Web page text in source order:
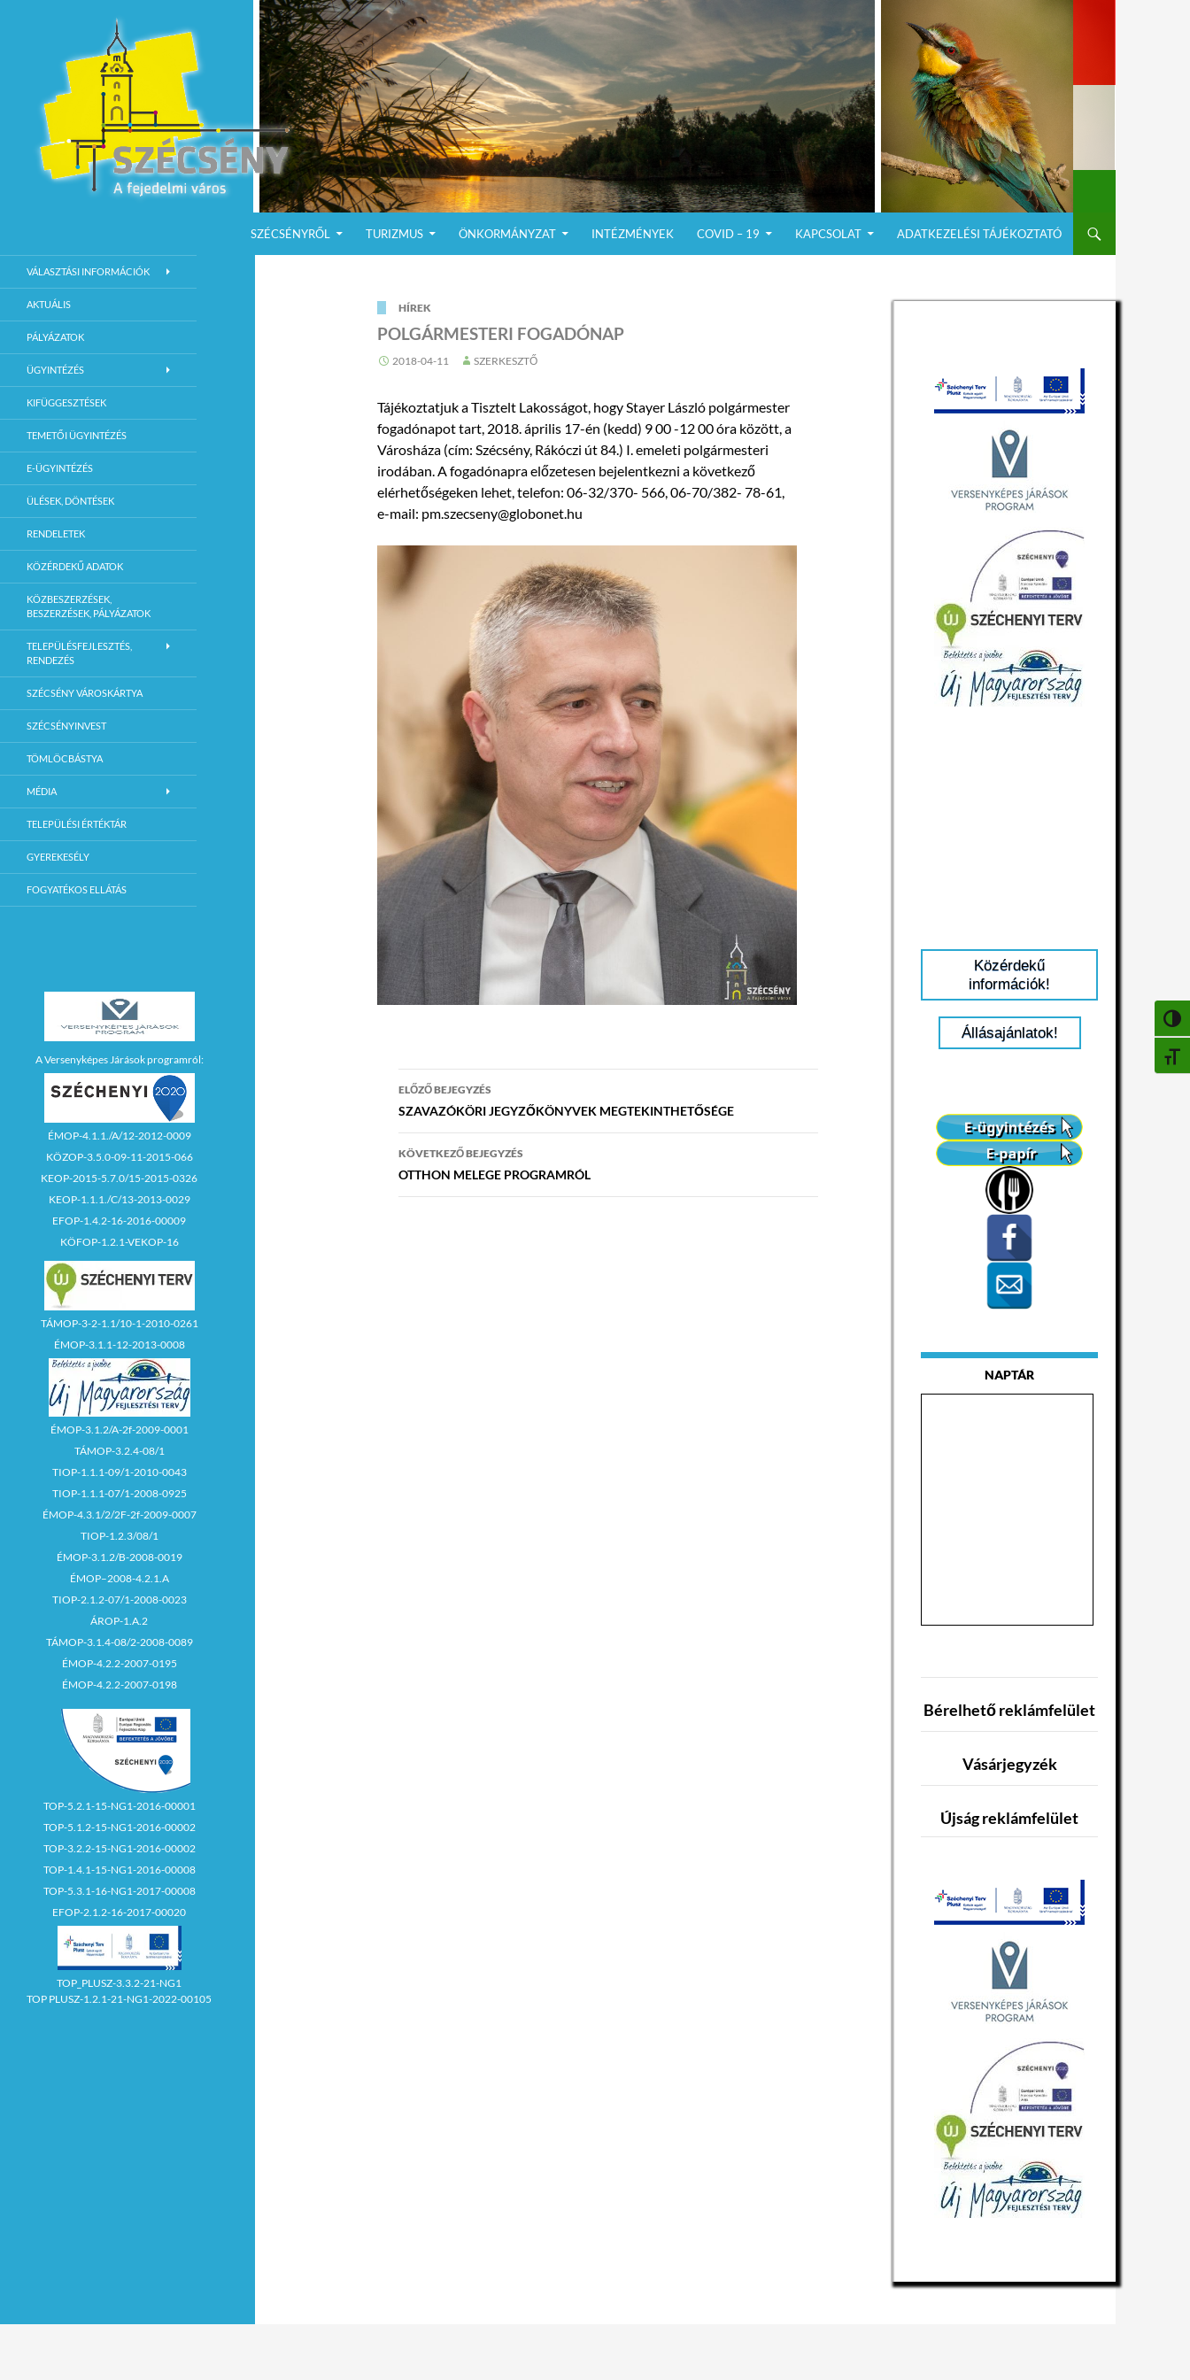
SZÉCSÉNYRŐL
TURIZMUS ÖNKORMÁNYZAT INTÉZMÉNYEK COVID – 19 KAPCSOLAT ADATKEZELÉSI TÁJÉKOZTATÓ
HÍREK
POLGÁRMESTERI FOGADÓNAP
2018-04-11 SZERKESZTŐ
Tájékoztatjuk a Tisztelt Lakosságot, hogy Stayer László polgármester
fogadónapot tart, 2018. április 17-én (kedd) 9 00 -12 00 óra között, a
Városháza (cím: Szécsény, Rákóczi út 84.) I. emeleti polgármesteri
irodában. A fogadónapra előzetesen bejelentkezni a következő
elérhetőségeken lehet, telefon: 06-32/370- 566, 06-70/382- 78-61,
e-mail: pm.szecseny@globonet.hu
Bejegyzés
navigáció
ELŐZŐ BEJEGYZÉS
SZAVAZÓKÖRI JEGYZŐKÖNYVEK MEGTEKINTHETŐSÉGE
KÖVETKEZŐ BEJEGYZÉS
OTTHON MELEGE PROGRAMRÓL
Közérdekű
információk!
Állásajánlatok!
NAPTÁR
Bérelhető reklámfelület
Vásárjegyzék
Újság reklámfelület
Szécsény Város Hivatalos Weboldala
VÁLASZTÁSI INFORMÁCIÓK
AKTUÁLIS
PÁLYÁZATOK
ÜGYINTÉZÉS
KIFÜGGESZTÉSEK
TEMETŐI ÜGYINTÉZÉS
E-ÜGYINTÉZÉS
ÜLÉSEK, DÖNTÉSEK
RENDELETEK
KÖZÉRDEKŰ ADATOK
KÖZBESZERZÉSEK,
BESZERZÉSEK, PÁLYÁZATOK
TELEPÜLÉSFEJLESZTÉS,
RENDEZÉS
SZÉCSÉNY VÁROSKÁRTYA
SZÉCSÉNYINVEST
TÖMLÖCBÁSTYA
MÉDIA
TELEPÜLÉSI ÉRTÉKTÁR
GYEREKESÉLY
FOGYATÉKOS ELLÁTÁS
A Versenyképes Járások programról:
ÉMOP-4.1.1./A/12-2012-0009
KÖZOP-3.5.0-09-11-2015-066
KEOP-2015-5.7.0/15-2015-0326
KEOP-1.1.1./C/13-2013-0029
EFOP-1.4.2-16-2016-00009
KÖFOP-1.2.1-VEKOP-16
TÁMOP-3-2-1.1/10-1-2010-0261
ÉMOP-3.1.1-12-2013-0008
ÉMOP-3.1.2/A-2f-2009-0001
TÁMOP-3.2.4-08/1
TIOP-1.1.1-09/1-2010-0043
TIOP-1.1.1-07/1-2008-0925
ÉMOP-4.3.1/2/2F-2f-2009-0007
TIOP-1.2.3/08/1
ÉMOP-3.1.2/B-2008-0019
ÉMOP–2008-4.2.1.A
TIOP-2.1.2-07/1-2008-0023
ÁROP-1.A.2
TÁMOP-3.1.4-08/2-2008-0089
ÉMOP-4.2.2-2007-0195
ÉMOP-4.2.2-2007-0198
TOP-5.2.1-15-NG1-2016-00001
TOP-5.1.2-15-NG1-2016-00002
TOP-3.2.2-15-NG1-2016-00002
TOP-1.4.1-15-NG1-2016-00008
TOP-5.3.1-16-NG1-2017-00008
EFOP-2.1.2-16-2017-00020
TOP_PLUSZ-3.3.2-21-NG1
TOP PLUSZ-1.2.1-21-NG1-2022-00105